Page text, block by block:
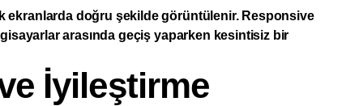
ekranlarda doğru şekilde görüntülenir. Responsive
arasında geçiş yaparken kesintisiz bir
İyileştirme